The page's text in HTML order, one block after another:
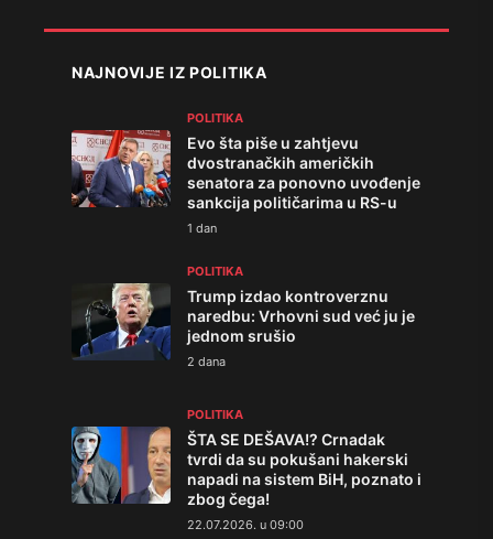
NAJNOVIJE IZ POLITIKA
POLITIKA
Evo šta piše u zahtjevu
dvostranačkih američkih
senatora za ponovno uvođenje
sankcija političarima u RS-u
1 dan
POLITIKA
Trump izdao kontroverznu
naredbu: Vrhovni sud već ju je
jednom srušio
2 dana
POLITIKA
ŠTA SE DEŠAVA!? Crnadak
tvrdi da su pokušani hakerski
napadi na sistem BiH, poznato i
zbog čega!
22.07.2026. u 09:00